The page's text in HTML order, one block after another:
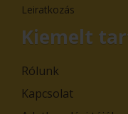
Leiratkozás
Kiemelt
Rólunk
Kapcsolat